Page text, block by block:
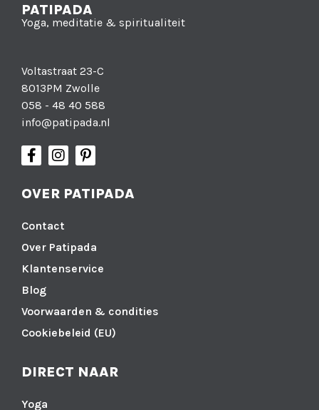
PATIPADA
Yoga, meditatie & spiritualiteit
Voltastraat 23-C
8013PM Zwolle
058 - 48 40 588
info@patipada.nl
OVER PATIPADA
Contact
Over Patipada
Klantenservice
Blog
Voorwaarden & condities
Cookiebeleid (EU)
DIRECT NAAR
Yoga